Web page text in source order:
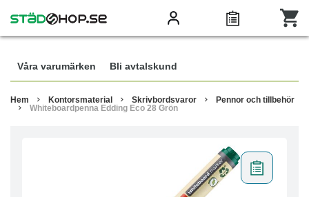
Våra varumärken Bli avtalskund
Hem Kontorsmaterial Skrivbordsvaror
Pennor och tillbehör
Whiteboardpenna Edding Eco 28 Grön